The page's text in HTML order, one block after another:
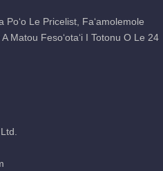
Le Pricelist, Faʻamolemole
Matou Fesoʻotaʻi I Totonu O Le 24